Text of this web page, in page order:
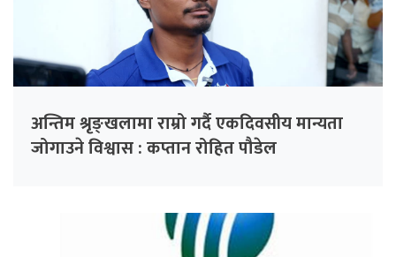
अन्तिम श्रृङ्खलामा राम्रो गर्दै एकदिवसीय मान्यता
जोगाउने विश्वास : कप्तान रोहित पौडेल